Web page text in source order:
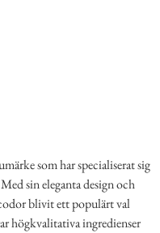
som har specialiserat sig
sin eleganta design och
blivit ett populärt val
högkvalitativa ingredienser